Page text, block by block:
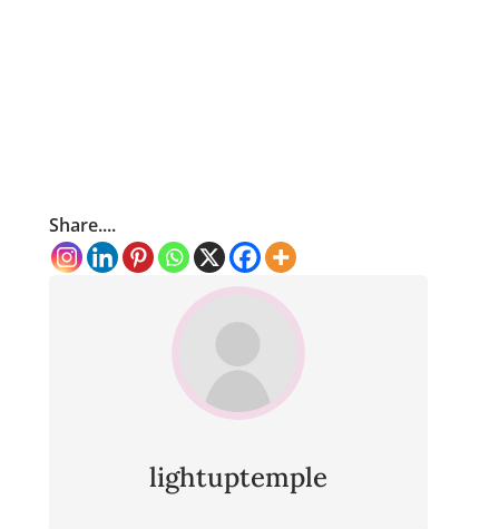
Share....
lightuptemple